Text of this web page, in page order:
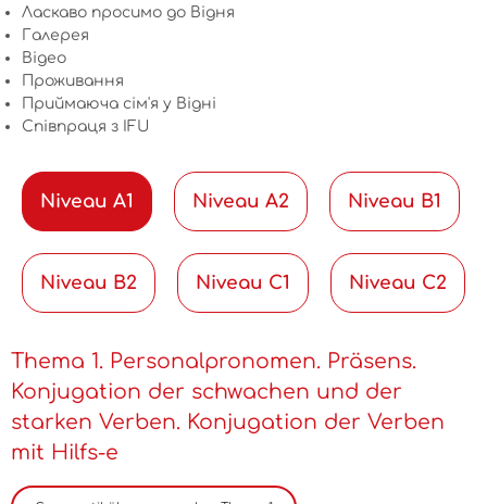
Ласкаво просимо до Відня
Галерея
Відео
Проживання
Приймаюча сім'я у Відні
Співпраця з IFU
Niveau A1 Niveau A2 Niveau B1
Niveau B2 Niveau C1 Niveau C2
Thema 1. Personalpronomen. Präsens.
Konjugation der schwachen und der
starken Verben. Konjugation der Verben
mit Hilfs-e